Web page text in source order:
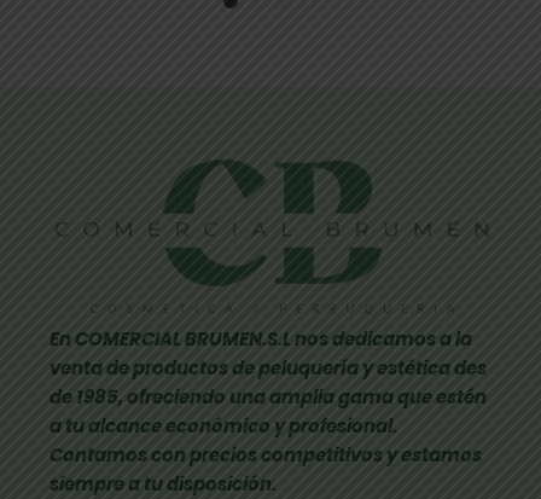
En COMERCIAL BRUMEN.S.L nos dedicamos a la
venta de productos de peluquería y estética des
de 1985, ofreciendo una amplia gama que estén
a tu alcance económico y profesional.
Contamos con precios competitivos y estamos
siempre a tu disposición.